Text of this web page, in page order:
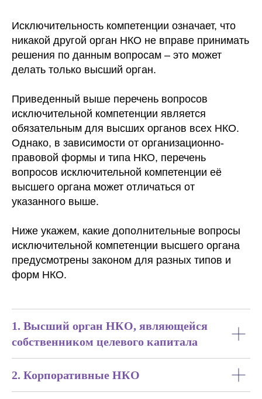
Исключительность компетенции означает, что
никакой другой орган НКО не вправе принимать
решения по данным вопросам – это может
делать только высший орган.
Приведенный выше перечень вопросов
исключительной компетенции является
обязательным для высших органов всех НКО.
Однако, в зависимости от организационно-
правовой формы и типа НКО, перечень
вопросов исключительной компетенции её
высшего органа может отличаться от
указанного выше.
Ниже укажем, какие дополнительные вопросы
исключительной компетенции высшего органа
предусмотрены законом для разных типов и
форм НКО.
1. Высший орган НКО, являющейся
собственником целевого капитала
2. Корпоративные НКО